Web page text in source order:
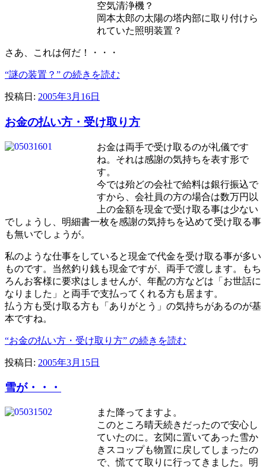
空気清浄機？
岡本太郎の太陽の塔内部に取り付けら
れていた照明装置？
さあ、これは何だ！・・・
“謎の装置？” の続きを読む
投稿日: 2005年3月16日
お金の払い方・受け取り方
お金は両手で受け取るのが礼儀です
ね。それは感謝の気持ちを表す形で
す。
今では殆どの会社で給料は銀行振込で
すから、会社員の方の場合は数万円以
上の金額を現金で受け取る事は少ない
でしょうし、明細書一枚を感謝の気持ちを込めて受け取る事
も無いでしょうが。
私のような仕事をしていると現金で代金を受け取る事が多い
ものです。当然釣り銭も現金ですが、両手で渡します。もち
ろんお客様に要求はしませんが、年配の方などは「お世話に
なりました」と両手で支払ってくれる方も居ます。
払う方も受け取る方も「ありがとう」の気持ちがあるのが基
本ですね。
“お金の払い方・受け取り方” の続きを読む
投稿日: 2005年3月15日
雪が・・・
また降ってますよ。
このところ晴天続きだったので安心し
ていたのに。玄関に置いてあった雪か
きスコップも物置に戻してしまったの
で、慌てて取りに行ってきました。明